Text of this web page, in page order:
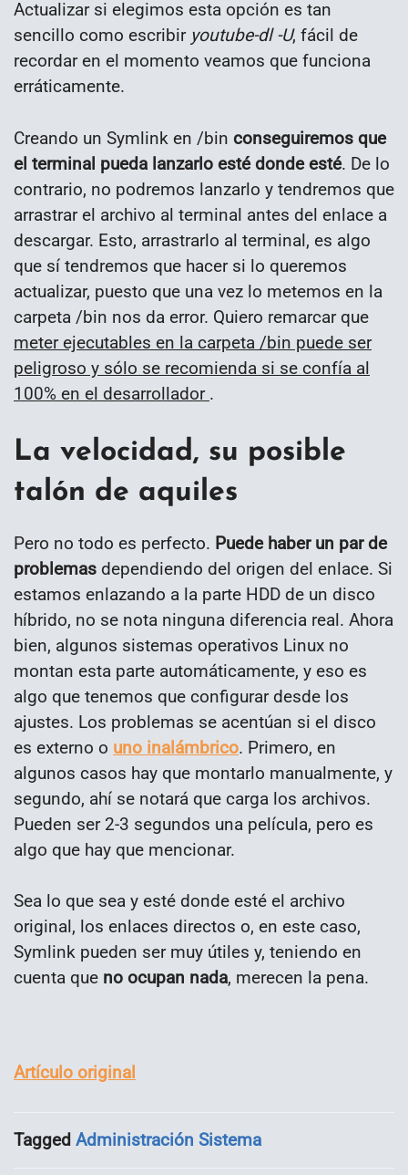
Actualizar si elegimos esta opción es tan
sencillo como escribir youtube-dl -U, fácil de
recordar en el momento veamos que funciona
erráticamente.
Creando un Symlink en /bin conseguiremos que
el terminal pueda lanzarlo esté donde esté. De lo
contrario, no podremos lanzarlo y tendremos que
arrastrar el archivo al terminal antes del enlace a
descargar. Esto, arrastrarlo al terminal, es algo
que sí tendremos que hacer si lo queremos
actualizar, puesto que una vez lo metemos en la
carpeta /bin nos da error. Quiero remarcar que
meter ejecutables en la carpeta /bin puede ser
peligroso y sólo se recomienda si se confía al
100% en el desarrollador .
La velocidad, su posible
talón de aquiles
Pero no todo es perfecto. Puede haber un par de
problemas dependiendo del origen del enlace. Si
estamos enlazando a la parte HDD de un disco
híbrido, no se nota ninguna diferencia real. Ahora
bien, algunos sistemas operativos Linux no
montan esta parte automáticamente, y eso es
algo que tenemos que configurar desde los
ajustes. Los problemas se acentúan si el disco
es externo o uno inalámbrico. Primero, en
algunos casos hay que montarlo manualmente, y
segundo, ahí se notará que carga los archivos.
Pueden ser 2-3 segundos una película, pero es
algo que hay que mencionar.
Sea lo que sea y esté donde esté el archivo
original, los enlaces directos o, en este caso,
Symlink pueden ser muy útiles y, teniendo en
cuenta que no ocupan nada, merecen la pena.
Artículo original
Tagged Administración Sistema